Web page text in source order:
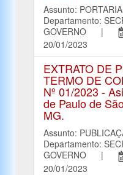
Assunto:
Departamento:
GOVERNO |
20/01/2023
EXTRATO DE
TERMO DE
Nº 01/2023 -
de Paulo de
MG.
Assunto:
Departamento:
GOVERNO |
20/01/2023